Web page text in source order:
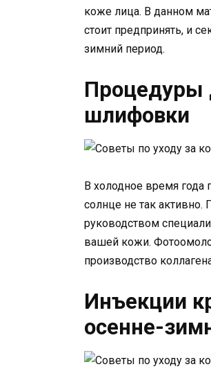
коже лица. В данном
стоит предпринять, и
зимний период.
Процедуры
шлифовки
В холодное время года
солнце не так активно.
руководством
вашей кожи.
производство
Инъекции
осенне-